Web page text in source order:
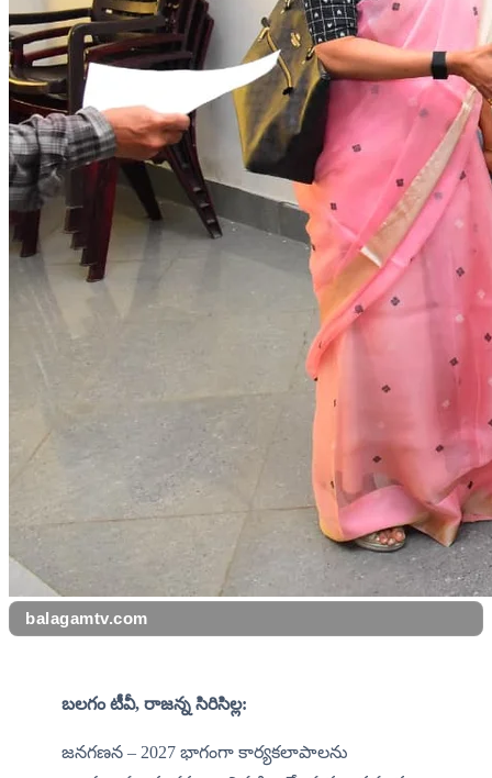
balagamtv.com
బలగం టీవీ, రాజన్న సిరిసిల్ల:
జనగణన – 2027 భాగంగా కార్యకలాపాలను